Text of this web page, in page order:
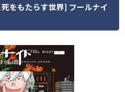
をもたらす世界] フールナイ